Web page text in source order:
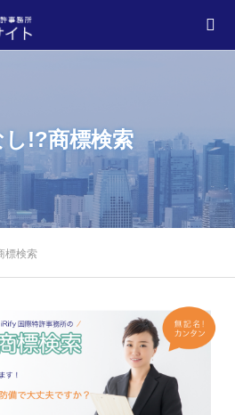
!?商標検索
標検索